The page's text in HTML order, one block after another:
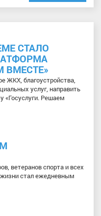
СТАЛО
ВМЕСТЕ»
ЖКХ, благоустройства,
услуг, направить
«Госуслуги. Решаем
ветеранов спорта и всех
стал ежедневным